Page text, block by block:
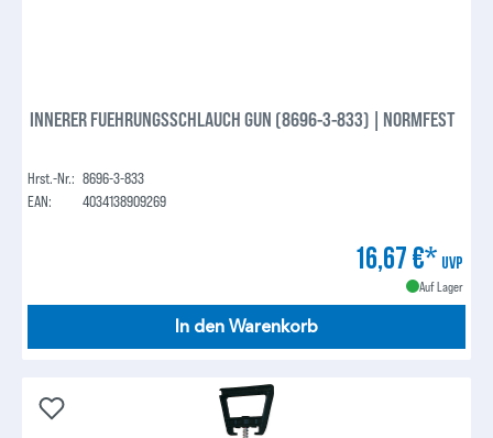
INNERER FUEHRUNGSSCHLAUCH GUN (8696-3-833) | NORMFEST
Hrst.-Nr.: 8696-3-833
EAN:
4034138909269
16,67 €* UVP
Auf Lager
In den Warenkorb